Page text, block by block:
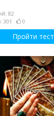
82
301
0
Пройти тест